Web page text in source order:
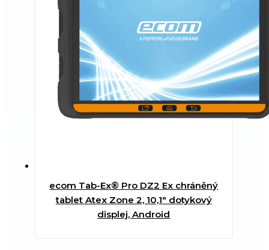
ecom Tab-Ex® Pro DZ2 Ex chráněný
tablet Atex Zone 2, 10,1″ dotykový
displej, Android